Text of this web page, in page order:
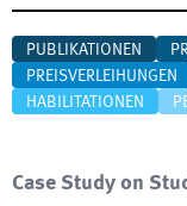
PUBLIKATIONEN
PREISVERLEIHUNGEN
HABILITATIONEN
Case Study on